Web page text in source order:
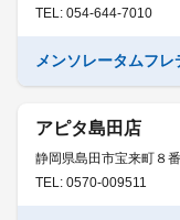
TEL: 054-644-7010
メンソレータムフ
アピタ島田店
静岡県島田市宝来町８
TEL: 0570-009511